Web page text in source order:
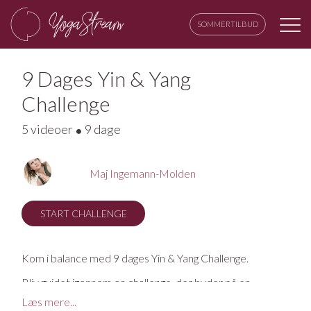
SOMMERTILBUD
9 Dages Yin & Yang
Challenge
5 videoer 9 dage
START CHALLENGE
Maj Ingemann-Molden
Kom i balance med 9 dages Yin & Yang Challenge.
Bliv guidet igennem en challenge, der byder på en
blanding af det lidt mere fysiske yang og de mere blide
Læs mere...